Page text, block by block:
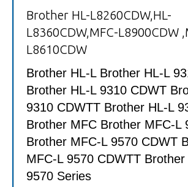
Brother HL-L8260CDW,HL-
L8360CDW,MFC-L8900CDW
L8610CDW
Brother HL-L Brother HL-L
Brother HL-L 9310 CDWT
9310 CDWTT Brother HL-L
Brother MFC Brother MFC-L
Brother MFC-L 9570 CDWT
MFC-L 9570 CDWTT Brother
9570 Series